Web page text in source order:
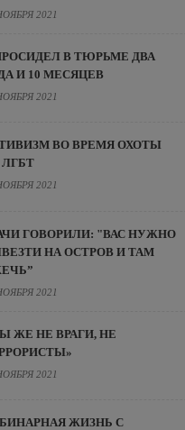
2021
В ТЮРЬМЕ ДВА
И 10 МЕСЯЦЕВ
2021
ВО ВРЕМЯ ОХОТЫ
2021
ГОВОРИЛИ: "ВАС НУЖНО
НА ОСТРОВ И ТАМ
2021
ЖЕ НЕ ВРАГИ, НЕ
2021
ЖИЗНЬ С